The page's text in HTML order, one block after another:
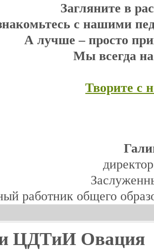
Загляните в
с нашими
А лучше – просто
Мы всегда
Творите с
работник общего
ЦДТиИ Овация